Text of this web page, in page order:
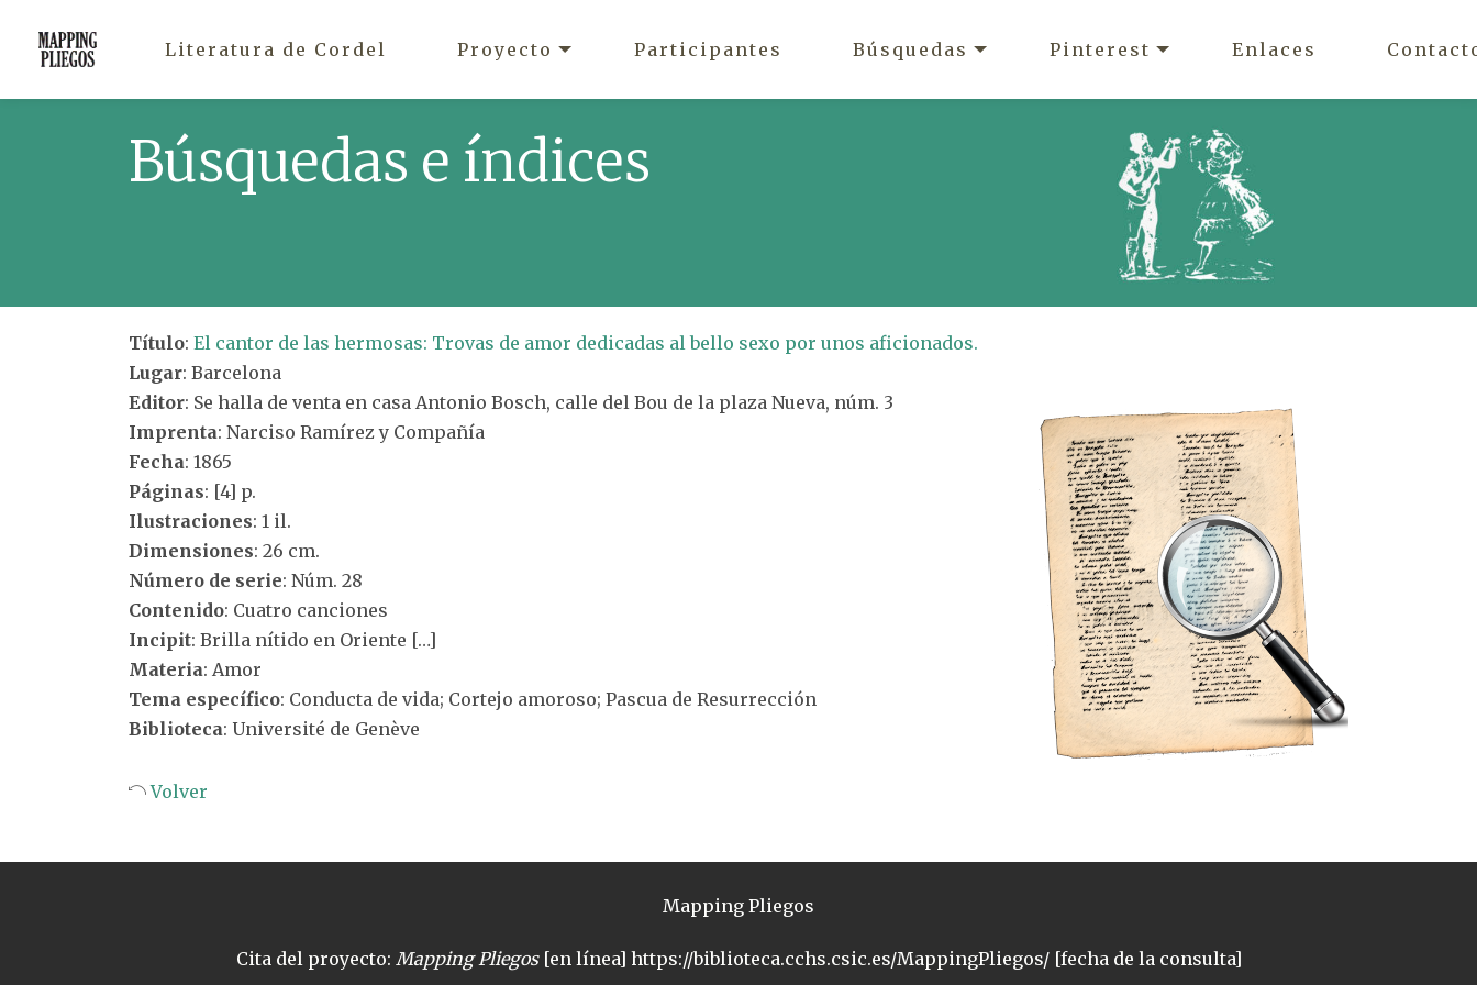
Literatura de Cordel Proyecto Participantes Búsquedas Pinterest Enlaces
Búsquedas e índices
Título: El cantor de las hermosas: Trovas de amor dedicadas al bello sexo por unos aficionados.
Lugar: Barcelona
Editor: Se halla de venta en casa Antonio Bosch, calle del Bou de la plaza Nueva, núm. 3
Imprenta: Narciso Ramírez y Compañía
Fecha: 1865
Páginas: [4] p.
Ilustraciones: 1 il.
Dimensiones: 26 cm.
Número de serie: Núm. 28
Contenido: Cuatro canciones
Incipit: Brilla nítido en Oriente […]
Materia: Amor
Tema específico: Conducta de vida; Cortejo amoroso; Pascua de Resurrección
Biblioteca: Université de Genève
Volver
Mapping Pliegos
Cita del proyecto: Mapping Pliegos[en línea] https://biblioteca.cchs.csic.es/MappingPliegos/ [fecha de la consulta]